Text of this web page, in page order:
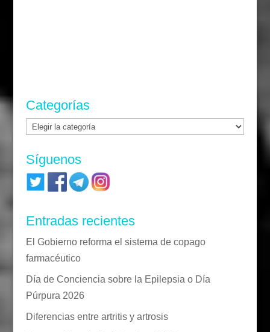
Categorías
Categorías
Síguenos
Entradas recientes
El Gobierno reforma el sistema de copago
farmacéutico
Día de Conciencia sobre la Epilepsia o Día
Púrpura 2026
Diferencias entre artritis y artrosis